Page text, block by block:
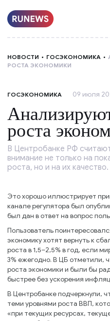
О
НАС
НОВОСТИ ГОСЭКОНОМИКА
РОСТА ЭКОНОМИКИ
ГОСЭКОНОМИКА 09 июля
роста
В Центробанке РФ
внимание не только на
роста, но и на их качество.
Это хорошо иллюстрирует
канале регулятора был
был дан в ответ на вопрос
Пользователь
экономику хотят вернуть к
роста в 1,5–2,5% в год, если
3% ежегодно. В ЦБ отметили,
роста экономики и были бы
быстрее без ускорения
В Центробанке подчеркнули,
теми уровнями роста ВВП,
«при текущих ресурсах,